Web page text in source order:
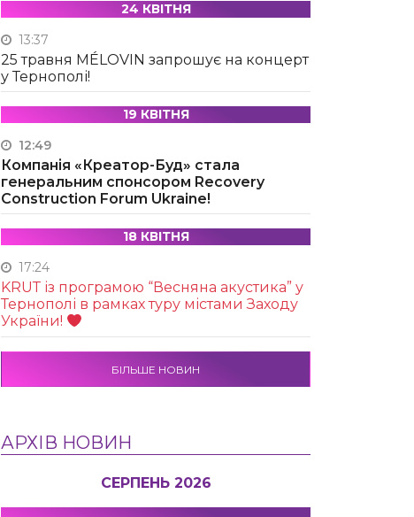
24 КВІТНЯ
13:37
25 травня MÉLOVIN запрошує на концерт
у Тернополі!
19 КВІТНЯ
12:49
Компанія «Креатор-Буд» стала
генеральним спонсором Recovery
Construction Forum Ukraine!
18 КВІТНЯ
17:24
KRUТ із програмою “Весняна акустика” у
Тернополі в рамках туру містами Заходу
України!
БІЛЬШЕ НОВИН
АРХІВ НОВИН
СЕРПЕНЬ 2026